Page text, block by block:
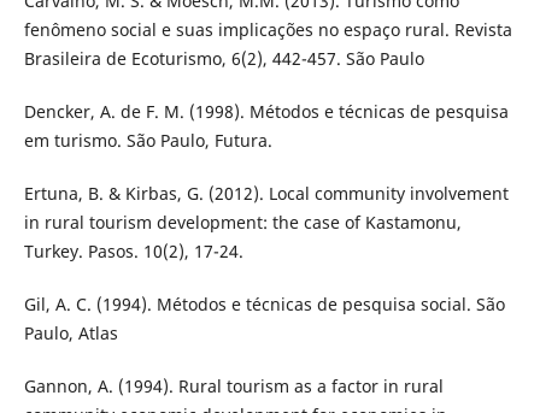
fenômeno social e suas implicações no espaço rural. Revista
Brasileira de Ecoturismo, 6(2), 442-457. São Paulo
Dencker, A. de F. M. (1998). Métodos e técnicas de pesquisa
em turismo. São Paulo, Futura.
Ertuna, B. & Kirbas, G. (2012). Local community involvement
in rural tourism development: the case of Kastamonu,
Turkey. Pasos. 10(2), 17-24.
Gil, A. C. (1994). Métodos e técnicas de pesquisa social. São
Paulo, Atlas
Gannon, A. (1994). Rural tourism as a factor in rural